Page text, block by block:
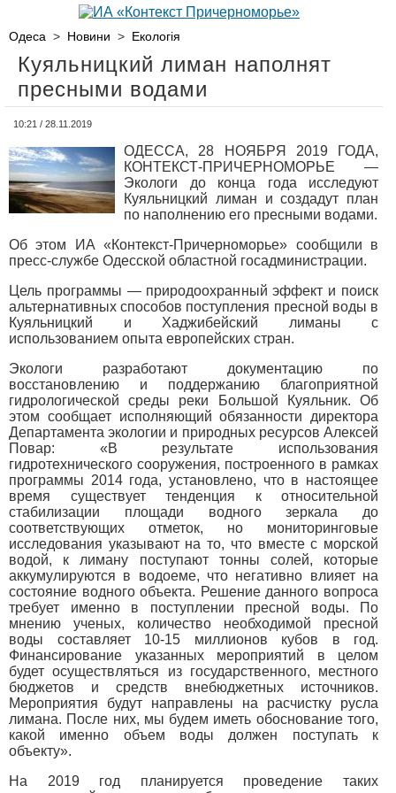
Одеса > Новини > Екологія
Куяльницкий лиман наполнят
пресными водами
10:21 / 28.11.2019
ОДЕССА, 28 НОЯБРЯ 2019 ГОДА,
КОНТЕКСТ-ПРИЧЕРНОМОРЬЕ —
Экологи до конца года исследуют
Куяльницкий лиман и создадут план
по наполнению его пресными водами.
Об этом ИА «Контекст-Причерноморье» сообщили в
пресс-службе Одесской областной госадминистрации.
Цель программы — природоохранный эффект и поиск
альтернативных способов поступления пресной воды в
Куяльницкий и Хаджибейский лиманы с
использованием опыта европейских стран.
Экологи разработают документацию по
восстановлению и поддержанию благоприятной
гидрологической среды реки Большой Куяльник. Об
этом сообщает исполняющий обязанности директора
Департамента экологии и природных ресурсов Алексей
Повар: «В результате использования
гидротехнического сооружения, построенного в рамках
программы 2014 года, установлено, что в настоящее
время существует тенденция к относительной
стабилизации площади водного зеркала до
соответствующих отметок, но мониторинговые
исследования указывают на то, что вместе с морской
водой, к лиману поступают тонны солей, которые
аккумулируются в водоеме, что негативно влияет на
состояние водного объекта. Решение данного вопроса
требует именно в поступлении пресной воды. По
мнению ученых, количество необходимой пресной
воды составляет 10-15 миллионов кубов в год.
Финансирование указанных мероприятий в целом
будет осуществляться из государственного, местного
бюджетов и средств внебюджетных источников.
Мероприятия будут направлены на расчистку русла
лимана. После них, мы будем иметь обоснование того,
какой именно объем воды должен поступать к
объекту».
На 2019 год планируется проведение таких